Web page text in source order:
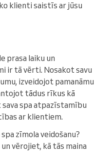
klienti saistīs ar jūsu
prasa laiku un
ir tā vērti. Nosakot savu
izveidojot pamanāmu
tādus rīkus kā
sava spa atpazīstamību
ar klientiem.
zīmola veidošanu?
vērojiet, kā tās maina